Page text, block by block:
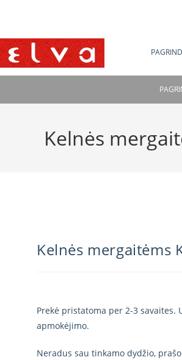
Kelnės
Kelnės mergaitėms
Prekė pristatoma per 2-3 savaites.
apmokėjimo.
Neradus sau tinkamo dydžio,